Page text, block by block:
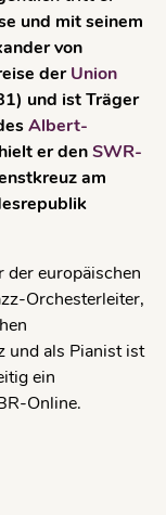
und mit seinem
von
derUnion
und ist Träger
Albert-
er denSWR-
am
der europäischen
Orchesterleiter,
und als Pianist ist
ein
Online.